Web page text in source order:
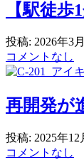
【駅徒
投稿: 2026年3
コメントなし
再開発が
投稿: 2025年12
コメントなし